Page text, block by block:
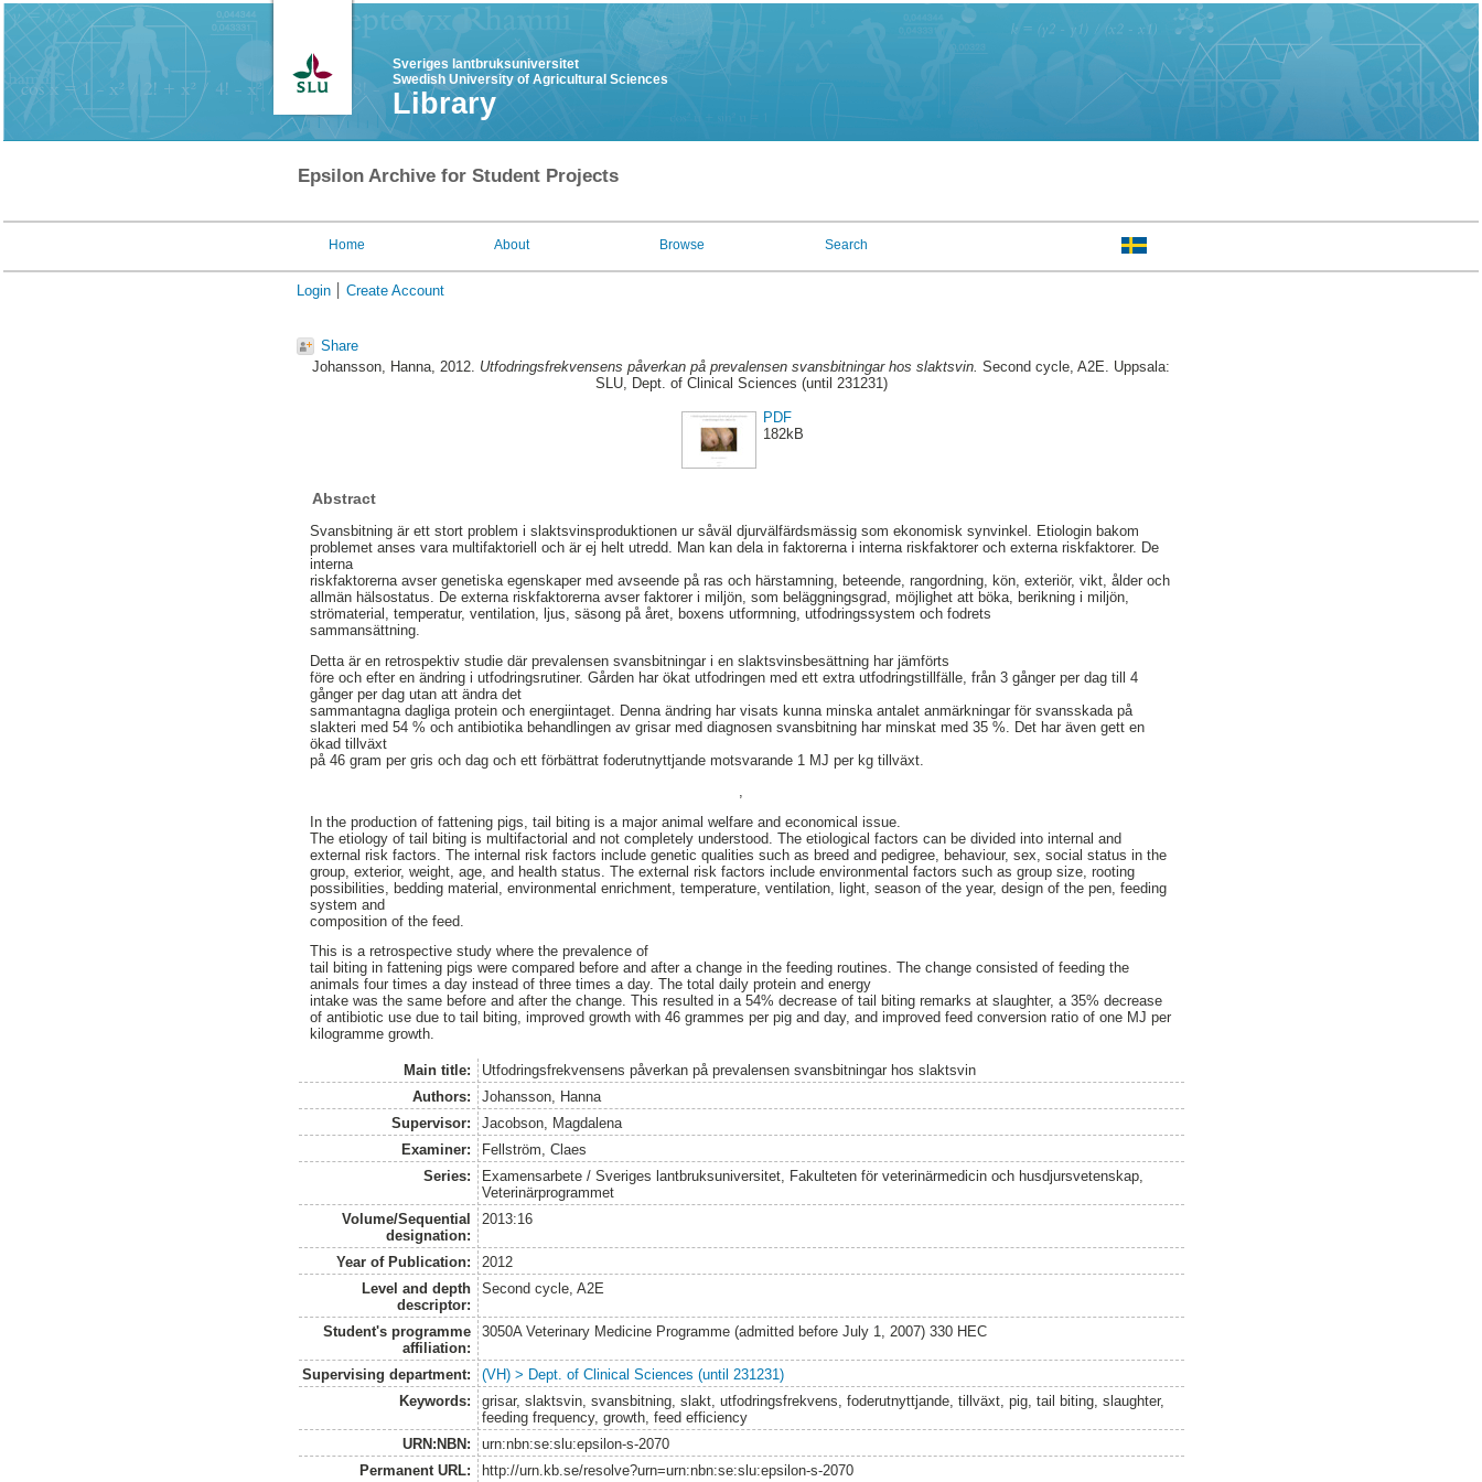
Sveriges lantbruksuniversitet
Swedish University of Agricultural Sciences
Library
Epsilon Archive for Student Projects
Home About Browse Search
Login Create Account
Share
Johansson, Hanna, 2012. Utfodringsfrekvensens påverkan på prevalensen svansbitningar hos slaktsvin. Second cycle, A2E. Uppsala:
SLU, Dept. of Clinical Sciences (until 231231)
PDF
182kB
Abstract
Svansbitning är ett stort problem i slaktsvinsproduktionen ur såväl djurvälfärdsmässig som ekonomisk synvinkel. Etiologin bakom
problemet anses vara multifaktoriell och är ej helt utredd. Man kan dela in faktorerna i interna riskfaktorer och externa riskfaktorer. De
interna
riskfaktorerna avser genetiska egenskaper med avseende på ras och härstamning, beteende, rangordning, kön, exteriör, vikt, ålder och
allmän hälsostatus. De externa riskfaktorerna avser faktorer i miljön, som beläggningsgrad, möjlighet att böka, berikning i miljön,
strömaterial, temperatur, ventilation, ljus, säsong på året, boxens utformning, utfodringssystem och fodrets
sammansättning.
Detta är en retrospektiv studie där prevalensen svansbitningar i en slaktsvinsbesättning har jämförts
före och efter en ändring i utfodringsrutiner. Gården har ökat utfodringen med ett extra utfodringstillfälle, från 3 gånger per dag till 4
gånger per dag utan att ändra det
sammantagna dagliga protein och energiintaget. Denna ändring har visats kunna minska antalet anmärkningar för svansskada på
slakteri med 54 % och antibiotika behandlingen av grisar med diagnosen svansbitning har minskat med 35 %. Det har även gett en
ökad tillväxt
på 46 gram per gris och dag och ett förbättrat foderutnyttjande motsvarande 1 MJ per kg tillväxt.
In the production of fattening pigs, tail biting is a major animal welfare and economical issue.
The etiology of tail biting is multifactorial and not completely understood. The etiological factors can be divided into internal and
external risk factors. The internal risk factors include genetic qualities such as breed and pedigree, behaviour, sex, social status in the
group, exterior, weight, age, and health status. The external risk factors include environmental factors such as group size, rooting
possibilities, bedding material, environmental enrichment, temperature, ventilation, light, season of the year, design of the pen, feeding
system and
composition of the feed.
This is a retrospective study where the prevalence of
tail biting in fattening pigs were compared before and after a change in the feeding routines. The change consisted of feeding the
animals four times a day instead of three times a day. The total daily protein and energy
intake was the same before and after the change. This resulted in a 54% decrease of tail biting remarks at slaughter, a 35% decrease
of antibiotic use due to tail biting, improved growth with 46 grammes per pig and day, and improved feed conversion ratio of one MJ per
kilogramme growth.
Main title:
Utfodringsfrekvensens påverkan på prevalensen svansbitningar hos slaktsvin
Authors:
Johansson, Hanna
Supervisor:
Jacobson, Magdalena
Examiner:
Fellström, Claes
Series:
Examensarbete / Sveriges lantbruksuniversitet, Fakulteten för veterinärmedicin och husdjursvetenskap,
Veterinärprogrammet
Volume/Sequential
designation:
2013:16
Year of Publication:
2012
Level and depth
descriptor:
Second cycle, A2E
Student's programme
affiliation:
3050A Veterinary Medicine Programme (admitted before July 1, 2007) 330 HEC
Supervising department:
(VH) > Dept. of Clinical Sciences (until 231231)
Keywords:
grisar, slaktsvin, svansbitning, slakt, utfodringsfrekvens, foderutnyttjande, tillväxt, pig, tail biting, slaughter,
feeding frequency, growth, feed efficiency
URN:NBN:
urn:nbn:se:slu:epsilon-s-2070
Permanent URL:
http://urn.kb.se/resolve?urn=urn:nbn:se:slu:epsilon-s-2070